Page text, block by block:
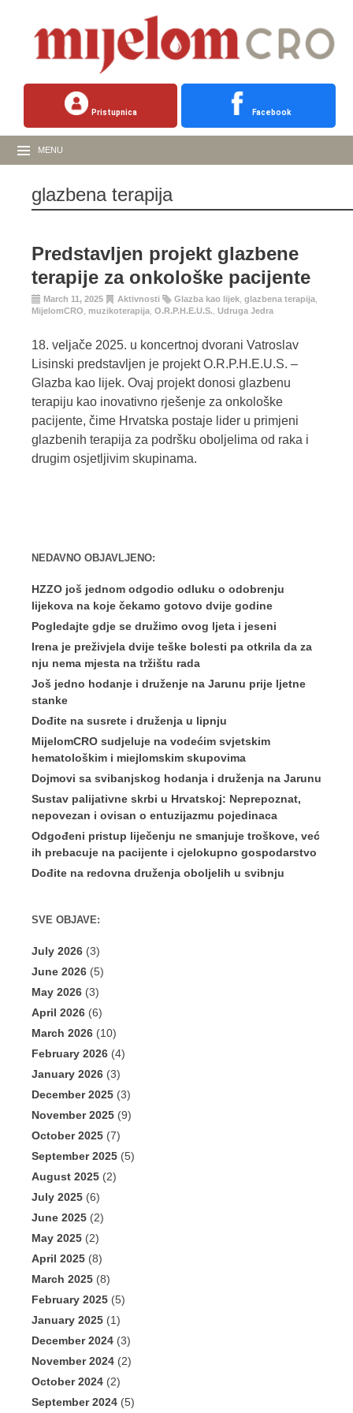
Pristupnica Facebook
MENU
glazbena terapija
Predstavljen projekt glazbene
terapije za onkološke pacijente
March 11, 2025 Aktivnosti Glazba kao lijek glazbena terapija
MijelomCRO
muzikoterapija O.R.P.H.E.U.S. Udruga Jedra
18. veljače 2025. u koncertnoj dvorani Vatroslav
Lisinski predstavljen je projekt O.R.P.H.E.U.S. –
Glazba kao lijek. Ovaj projekt donosi glazbenu
terapiju kao inovativno rješenje za onkološke
pacijente, čime Hrvatska postaje lider u primjeni
glazbenih terapija za podršku oboljelima od raka i
drugim osjetljivim skupinama.
NEDAVNO OBJAVLJENO:
HZZO još jednom odgodio odluku o odobrenju
lijekova na koje čekamo gotovo dvije godine
Pogledajte gdje se družimo ovog ljeta i jeseni
Irena je preživjela dvije teške bolesti pa otkrila da za
nju nema mjesta na tržištu rada
Još jedno hodanje i druženje na Jarunu prije ljetne
stanke
Dođite na susrete i druženja u lipnju
MijelomCRO sudjeluje na vodećim svjetskim
hematološkim i miejlomskim skupovima
Dojmovi sa svibanjskog hodanja i druženja na Jarunu
Sustav palijativne skrbi u Hrvatskoj: Neprepoznat,
nepovezan i ovisan o entuzijazmu pojedinaca
Odgođeni pristup liječenju ne smanjuje troškove, već
ih prebacuje na pacijente i cjelokupno gospodarstvo
Dođite na redovna druženja oboljelih u svibnju
SVE OBJAVE:
July 2026 (3)
June 2026 (5)
May 2026 (3)
April 2026 (6)
March 2026 (10)
February 2026 (4)
January 2026 (3)
December 2025 (3)
November 2025 (9)
October 2025 (7)
September 2025 (5)
August 2025 (2)
July 2025 (6)
June 2025 (2)
May 2025 (2)
April 2025 (8)
March 2025 (8)
February 2025 (5)
January 2025 (1)
December 2024 (3)
November 2024 (2)
October 2024 (2)
September 2024 (5)